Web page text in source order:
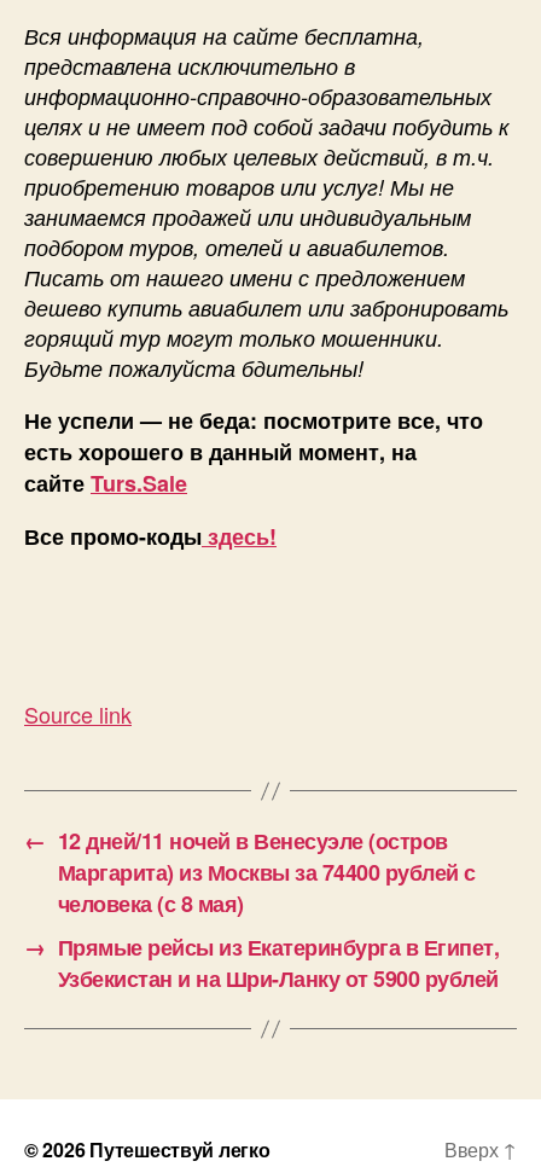
Вся информация на сайте бесплатна,
представлена исключительно в
информационно-справочно-образовательных
целях и не имеет под собой задачи побудить к
совершению любых целевых действий, в т.ч.
приобретению товаров или услуг! Мы не
занимаемся продажей или индивидуальным
подбором туров, отелей и авиабилетов.
Писать от нашего имени с предложением
дешево купить авиабилет или забронировать
горящий тур могут только мошенники.
Будьте пожалуйста бдительны!
Не успели — не беда: посмотрите все, что
есть хорошего в данный момент, на
сайтеTurs.Sale
Все промо-кодыздесь!
Source link
← 12 дней/11 ночей в Венесуэле (остров
Маргарита) из Москвы за 74400 рублей с
человека (с 8 мая)
→ Прямые рейсы из Екатеринбурга в Египет,
Узбекистан и на Шри-Ланку от 5900 рублей
© 2026Путешествуй легко Вверх ↑